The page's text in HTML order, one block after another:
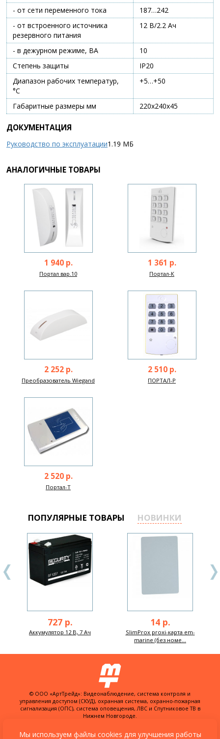
- от сети переменного тока
187…242
- от встроенного источника
резервного питания
12 В/2.2 Ач
- в дежурном режиме, ВА
10
Степень защиты
IP20
Диапазон рабочих температур,
°С
+5…+50
Габаритные размеры мм 220х240х45
ДОКУМЕНТАЦИЯ
Руководство по эксплуатации1.19 МБ
АНАЛОГИЧНЫЕ ТОВАРЫ
1 940 р.
Портал вар.10
1 361 р.
Портал-К
2 252 р.
Преобразователь Wiegand
2 510 р.
ПОРТАЛ-Р
2 520 р.
Портал-Т
ПОПУЛЯРНЫЕ ТОВАРЫ НОВИНКИ
727 р.
Аккумулятор 12 В, 7 Ач
14 р.
SlimProx proxi-карта em-
marine (без номе...
© ООО «АртТрейд»: Видеонаблюдение, система контроля и
управления доступом (СКУД), охранная система, охранно-пожарная
сигнализация (ОПС), система оповещения, ЛВС и Спутниковое ТВ в
Нижнем Новгороде.
ул. Куйбышева, д. 30Б, офис 22
Мы используем файлы cookies для улучшения работы